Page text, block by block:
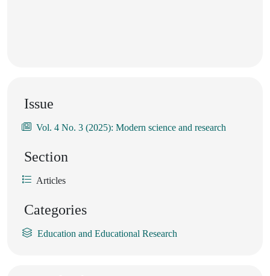
Issue
Vol. 4 No. 3 (2025): Modern science and research
Section
Articles
Categories
Education and Educational Research